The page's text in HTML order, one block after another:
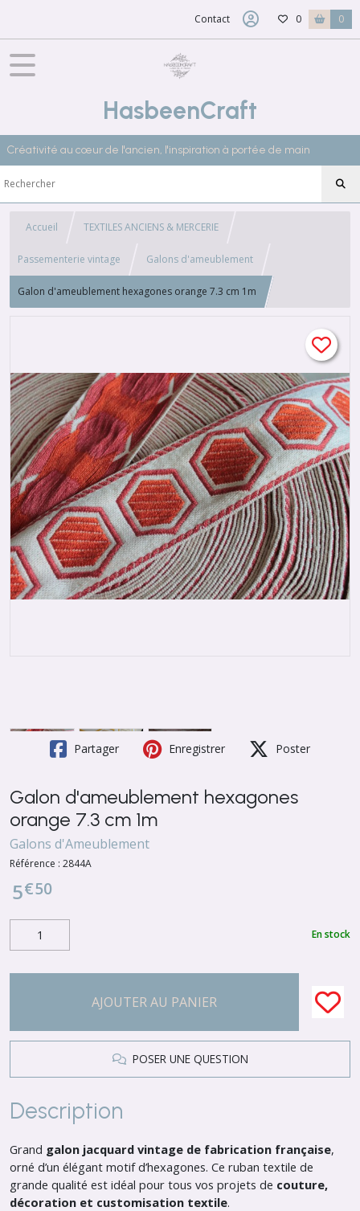
Contact 0 0
HasbeenCraft
Créativité au cœur de l'ancien, l'inspiration à portée de main
Accueil TEXTILES ANCIENS & MERCERIE
Passementerie vintage Galons d'ameublement
Galon d'ameublement hexagones orange 7.3 cm 1m
Partager Enregistrer Poster
Galon d'ameublement hexagones
orange 7.3 cm 1m
Galons d'Ameublement
Référence : 2844A
5€50
En stock
AJOUTER AU PANIER
POSER UNE QUESTION
Description
Grand galon jacquard vintage de fabrication française,
orné d’un élégant motif d’hexagones. Ce ruban textile de
grande qualité est idéal pour tous vos projets de couture,
décoration et customisation textile.